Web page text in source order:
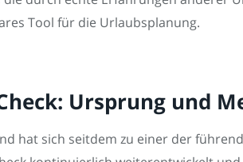
Tool für die Urlaubsplanung.
Ursprung und
hat sich seitdem zu einer der